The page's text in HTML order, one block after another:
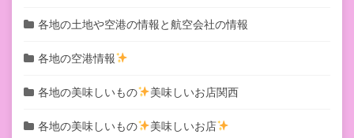
各地の土地や空港の情報と航空会社の情報
各地の空港情報
各地の美味しいもの 美味しいお店関西
各地の美味しいもの 美味しいお店